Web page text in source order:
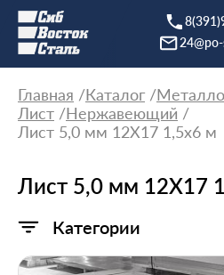
Главная Каталог
Лист
Нержавеющий
Лист 5,0 мм 12Х17 1,5x6 м
Лист 5,0 мм 12Х17
Категории